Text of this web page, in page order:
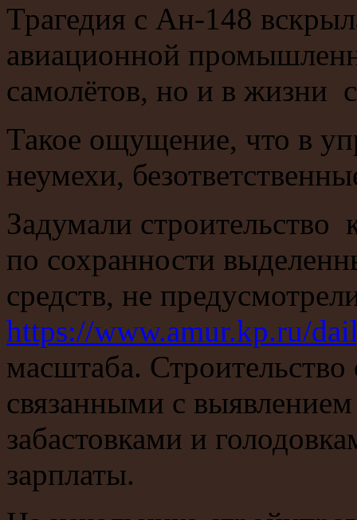
Трагедия с Ан-148
авиационной
самолётов, но и в жизни
Такое ощущение, что в
неумехи,
Задумали
по сохранности
средств, не
https://www.amur.kp.ru/
масштаба.
связанными с
забастовками и
зарплаты.